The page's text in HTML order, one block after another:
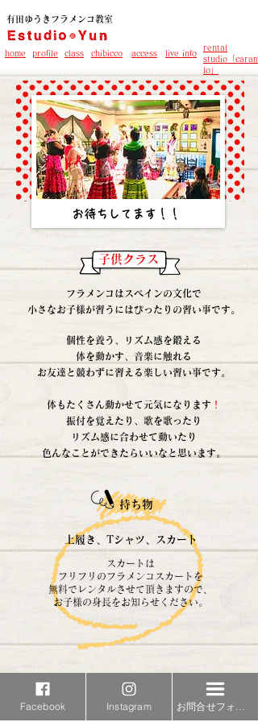
有田ゆうきフラメンコ教室
home profile class chibicco access live info
rental
studio「
lo」
​お待ちしてます！！
子供クラス
フラメンコはスペインの文化で
小さなお子様が習うにはぴったりの習い事です。
個性を養う、リズム感を鍛える
体を動かす、音楽に触れる
お友達と競わずに習える楽しい習い事です。
体もたくさん動かせて元気になります ！
振付を覚えたり、歌を歌ったり
リズム感に合わせて動いたり
色んなことができたらいいなと​思います。
持ち物
上履き、 Tシャツ、スカート
スカート は
フリフリのフラメンコスカートを
無料でレンタルさせて頂きますので、
お子様の身長をお知らせください。
大人クラス
Facebook Instagram